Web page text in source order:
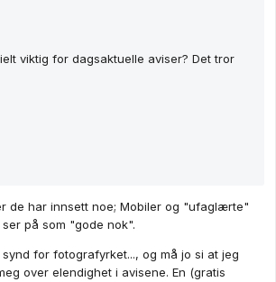
viktig for dagsaktuelle aviser? Det tror
de har innsett noe; Mobiler og "ufaglærte"
på som "gode nok".
for fotografyrket..., og må jo si at jeg
over elendighet i avisene. En (gratis